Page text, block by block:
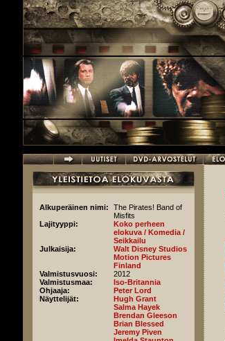
Alkuperäinen nimi:
The Pirates! Band of
Misfits
Lajityyppi:
Koko perheen
elokuva / Komedia /
Seikkailu
Julkaisija:
Walt Disney Studios
Motion Pictures
Finland
Valmistusvuosi:
2012
Valmistusmaa:
Iso-Britannia
Ohjaaja:
Peter Lord
Näyttelijät:
Hugh Grant
Salma Hayek
Brendan Gleeson
Brian Blessed
Jeremy Piven